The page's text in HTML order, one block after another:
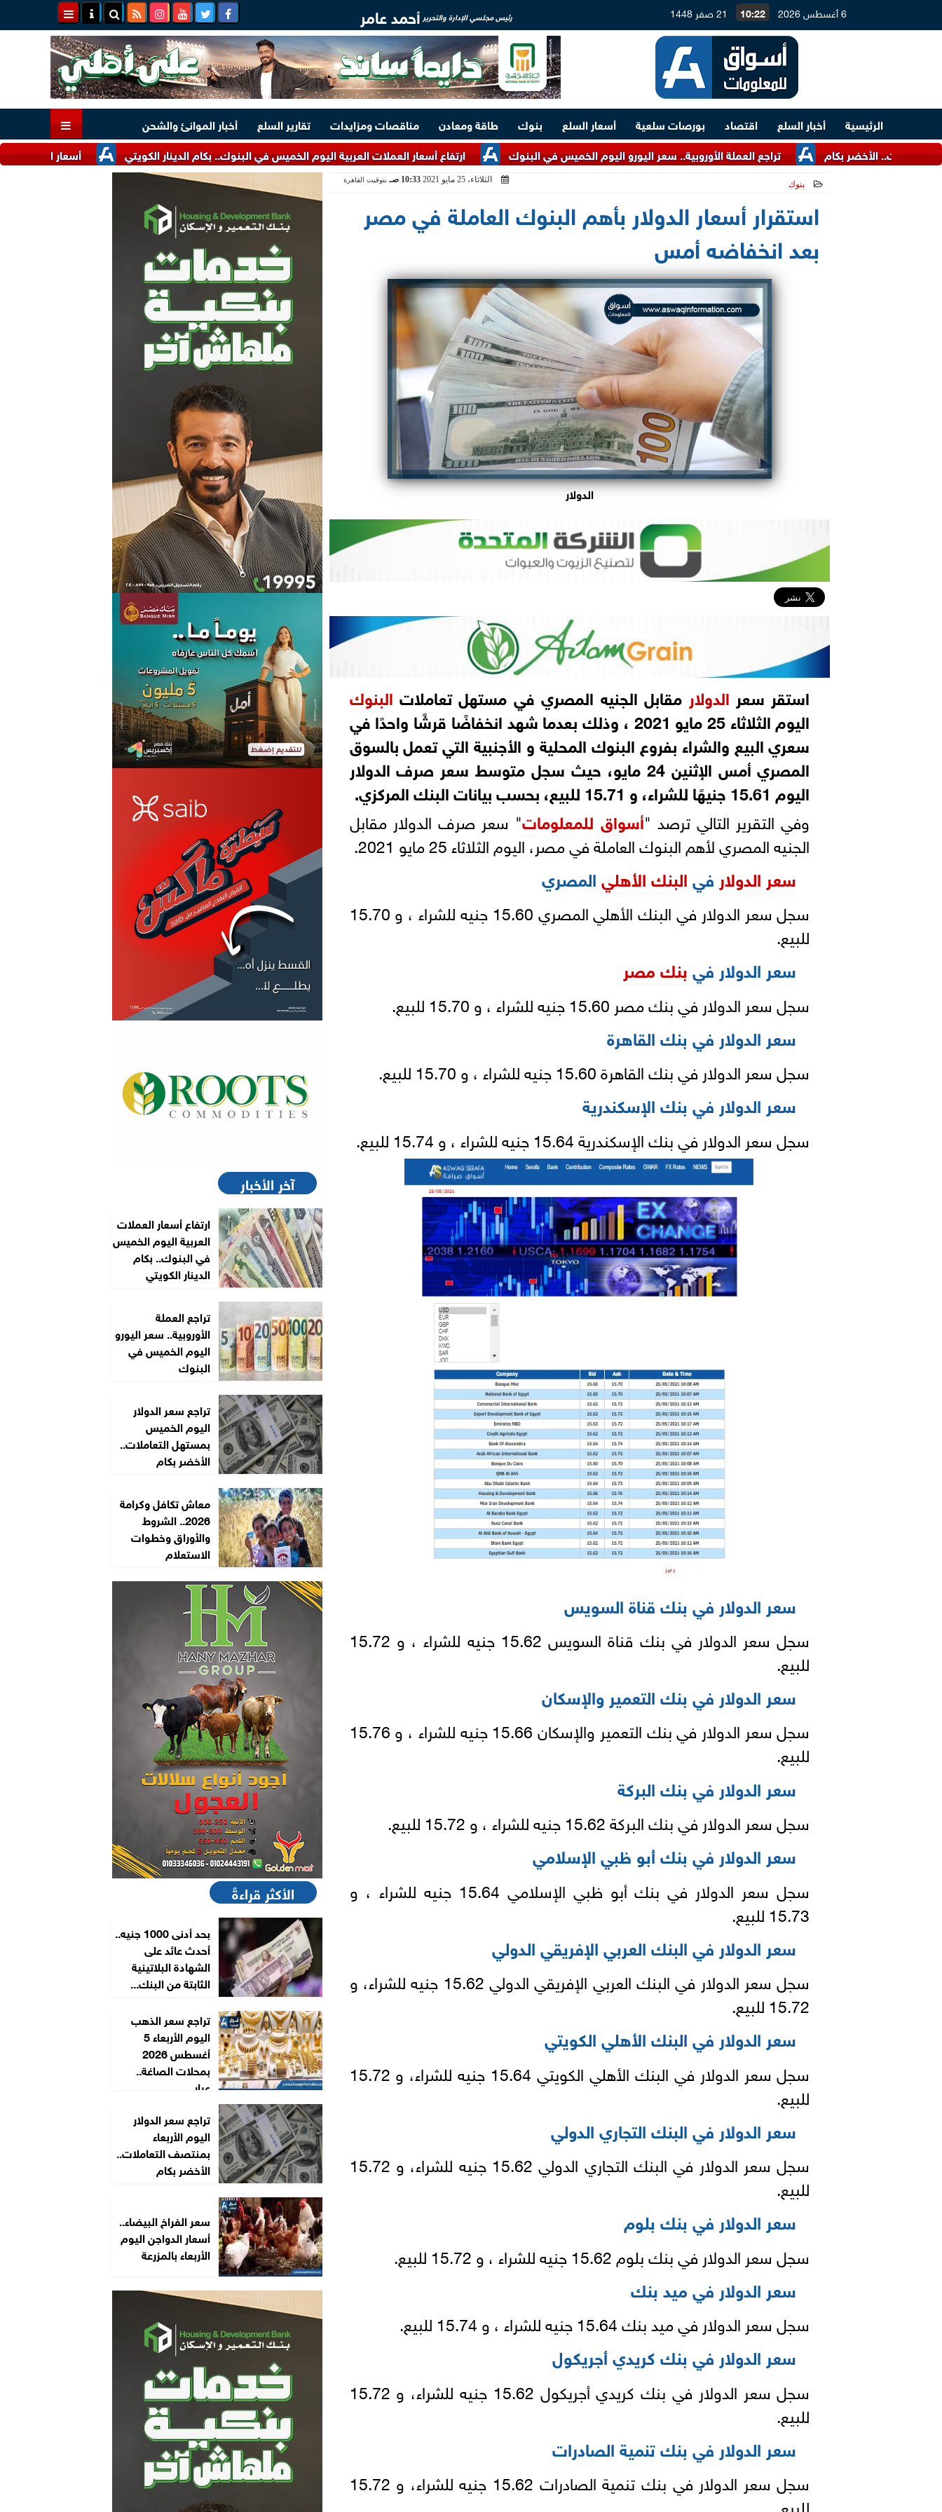
6 أغسطس 2026 10:22 21 صفر 1448 رئيس مجلسي الإدارة والتحرير أحمد عامر
الرئيسية أخبار السلع اقتصاد بورصات سلعية أسعار السلع بنوك طاقة ومعادن مناقصات ومزايدات تقارير السلع
أخبار الموانئ والشحن
أسعار القمح اليوم الخميس
ارتفاع أسعار العملات العربية اليوم الخميس في البنوك.. بكام الدينار الكويتي تراجع العملة الأوروبية.. سعر اليورو اليوم الخميس في البنوك الأخضر بكام
بنوك الثلاثاء، 25 مايو 2021 10:33 صـ بتوقيت القاهرة
استقرار أسعار الدولار بأهم البنوك العاملة في مصر
بعد انخفاضه أمس
الدولار
استقر سعر الدولار مقابل الجنيه المصري في مستهل تعاملات البنوك
اليوم الثلاثاء 25 مايو 2021 ، وذلك بعدما شهد انخفاضًا قرشًا واحدًا في
سعري البيع والشراءبفروع البنوك المحلية و الأجنبية التي تعمل بالسوق
المصري أمس الإثنين 24 مايو، حيث سجل متوسط سعر صرف الدولار
اليوم 15.61 جنيهًا للشراء، و 15.71 للبيع، بحسب بيانات البنك المركزي.
وفي التقرير التالي ترصد "أسواق للمعلومات" سعر صرف الدولار مقابل
الجنيه المصري لأهم البنوك العاملة في مصر، اليوم الثلاثاء 25 مايو 2021.
سعر الدولار فيالبنك الأهليالمصري
سجل سعر الدولار في البنك الأهلي المصري 15.60 جنيه للشراء ، و 15.70
للبيع.
سعر الدولار في بنك مصر
سجل سعر الدولار في بنك مصر 15.60 جنيه للشراء ، و 15.70 للبيع.
سعر الدولار في بنك القاهرة
سجل سعر الدولار في بنك القاهرة 15.60 جنيه للشراء ، و 15.70 للبيع.
سعر الدولار في بنك الإسكندرية
سجل سعر الدولار في بنك الإسكندرية 15.64 جنيه للشراء ، و 15.74 للبيع.
سعر الدولار في بنك قناة السويس
سجل سعر الدولار في بنك قناة السويس 15.62 جنيه للشراء ، و 15.72
للبيع.
سعر الدولار في بنك التعمير والإسكان
سجل سعر الدولار في بنك التعمير والإسكان 15.66 جنيه للشراء ، و 15.76
للبيع.
سعر الدولار في بنك البركة
سجل سعر الدولار في بنك البركة 15.62 جنيه للشراء ، و 15.72 للبيع.
سعر الدولار في بنك أبو ظبي الإسلامي
سجل سعر الدولار في بنك أبو ظبي الإسلامي 15.64 جنيه للشراء ، و
15.73 للبيع.
سعر الدولار في البنك العربي الإفريقي الدولي
سجل سعر الدولار في البنك العربي الإفريقي الدولي 15.62 جنيه للشراء، و
15.72 للبيع.
سعر الدولار في البنك الأهلي الكويتي
سجل سعر الدولار في البنك الأهلي الكويتي 15.64 جنيه للشراء، و 15.72
للبيع.
سعر الدولار في البنك التجاري الدولي
سجل سعر الدولار في البنك التجاري الدولي 15.62 جنيه للشراء، و 15.72
للبيع.
سعر الدولار في بنك بلوم
سجل سعر الدولار في بنك بلوم 15.62 جنيه للشراء ، و 15.72 للبيع.
سعر الدولار في ميد بنك
سجل سعر الدولار في ميد بنك 15.64 جنيه للشراء ، و 15.74 للبيع.
سعر الدولار في بنك كريدي أجريكول
سجل سعر الدولار في بنك كريدي أجريكول 15.62 جنيه للشراء، و 15.72
للبيع.
سعر الدولار في بنك تنمية الصادرات
سجل سعر الدولار في بنك تنمية الصادرات 15.62 جنيه للشراء، و 15.72
للبيع.
آخر الأخبار
ارتفاع أسعار العملات
العربية اليوم الخميس
في البنوك.. بكام
الدينار الكويتي
تراجع العملة
الأوروبية.. سعر اليورو
اليوم الخميس في
البنوك
تراجع سعر الدولار
اليوم الخميس
بمستهل التعاملات..
الأخضر بكام
معاش تكافل وكرامة
2026.. الشروط
والأوراق وخطوات
الاستعلام
الأكثر قراءةً
بحد أدنى 1000 جنيه..
أحدث عائد على
الشهادة البلاتينية
الثابتة من البنك...
تراجع سعر الذهب
اليوم الأربعاء 5
أغسطس 2026
بمحلات الصاغة..
عيار...
تراجع سعر الدولار
اليوم الأربعاء
بمنتصف التعاملات..
الأخضر بكام
سعر الفراخ البيضاء..
أسعار الدواجن اليوم
الأربعاء بالمزرعة